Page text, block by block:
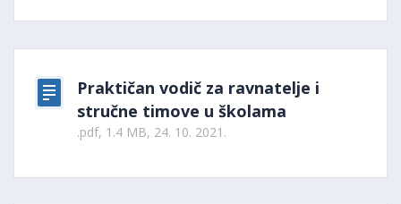
Praktičan vodič za ravnatelje i
stručne timove u školama
.pdf, 1.4 MB, 24. 10. 2021.